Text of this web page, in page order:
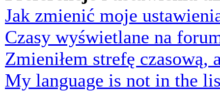
Jak zmienić moje
Czasy wyświetlane na
Zmieniłem strefę czasową,
My language is not in the